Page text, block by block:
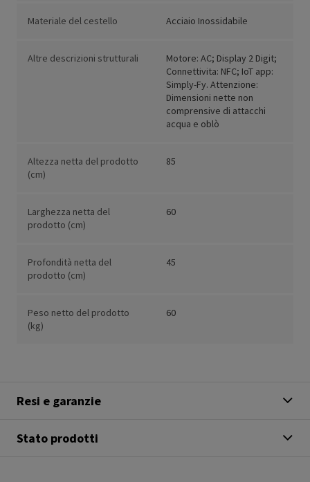
Materiale del cestello Acciaio Inossidabile
Altre descrizioni strutturali
Motore: AC; Display 2 Digit;
Connettivita: NFC; IoT app:
Simply-Fy. Attenzione:
Dimensioni nette non
comprensive di attacchi
acqua e oblò
Altezza netta del prodotto
(cm)
85
Larghezza netta del
prodotto (cm)
60
Profondità netta del
prodotto (cm)
45
Peso netto del prodotto
(kg)
60
Resi e garanzie
Stato prodotti